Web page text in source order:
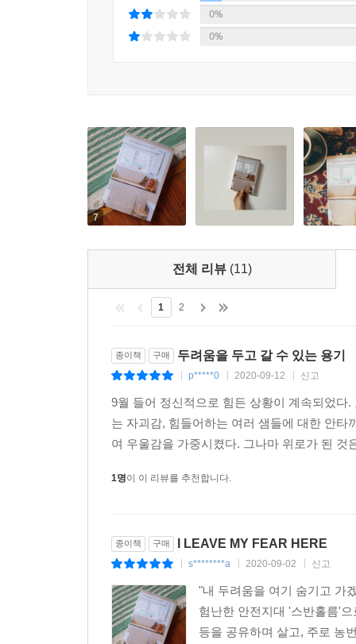
택은 존중받는다.
--- p.157
--- p.193
나는 스반홀름의 로고에는 백조보다 거위가 더 어
텝이 꼬여 종종 넘어지기도 하고, 괴상한 목소리
그런 기회를 주고 싶은 평범한 거위들이 하나둘
--- p.195
눈앞에는 낡은 침대, 소박한 음식, 발바닥을 간질
머무르는 사람들이 있었다. 세상 어디에도 땅 한
여름은 힘들다. 작년보다 몇℃ 높다느니, 기록적
없으면 어른도 없는 것일지도.
--- p.244
타인의 두려움은 달의 뒤편 같은 존재다. 달을 보
--- p.245
다. 모이면 한결같이 싸우는 존재가 사람이라면,
--- p.248
0%
0%
7
전체 리뷰 (11)
1 2
종이책 구매 두려움을 두고 갈 수 있는 용기
p*****0 2020-09-12 신고
9월 들어 정신적으로 힘든 상황이 계속되었다
는 자괴감, 힘들어하는 여러 샘들에 대한 안
여 우울감을 가중시켰다. 그나마 위로가 된
1명이 이 리뷰를 추천합니다.
종이책 구매 I LEAVE MY FEAR HERE
s********a 2020-09-02 신고
"내 두려움을 여기 숨기고 가
험난한 안전지대 '스반홀름'
등을 공유하며 살고, 주로 농